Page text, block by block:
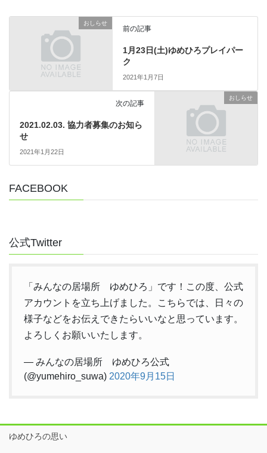
おしらせ
前の記事
1月23日(土)ゆめひろプレイパー
ク
2021年1月7日
おしらせ
次の記事
2021.02.03. 協力者募集のお知ら
せ
2021年1月22日
FACEBOOK
公式Twitter
「みんなの居場所 ゆめひろ」です！この度、公式
アカウントを立ち上げました。こちらでは、日々の
様子などをお伝えできたらいいなと思っています。
よろしくお願いいたします。
— みんなの居場所 ゆめひろ公式
(@yumehiro_suwa) 2020年9月15日
ゆめひろの思い